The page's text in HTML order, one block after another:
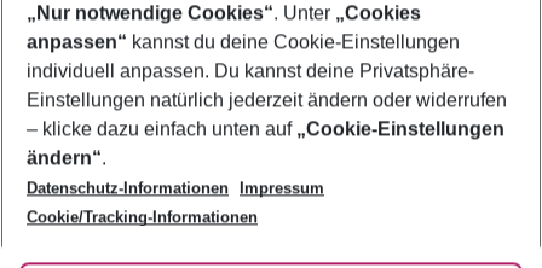
Footer
Footer navigation
Über uns
AGB
Bestpreisgarantie
Cookie-Einstellungen ändern
Cookie-Richtlinie
Agenturbetreuung
Barrierefreies Reisen
Folge uns
„Nur notwendige Cookies“. Unter „Cookies
anpassen“ kannst du deine Cookie-Einstellungen
individuell anpassen. Du kannst deine Privatsphäre-
Einstellungen natürlich jederzeit ändern oder widerrufen
– klicke dazu einfach unten auf „Cookie-Einstellungen
ändern“.
Datenschutz-Informationen
Impressum
Cookie/Tracking-Informationen